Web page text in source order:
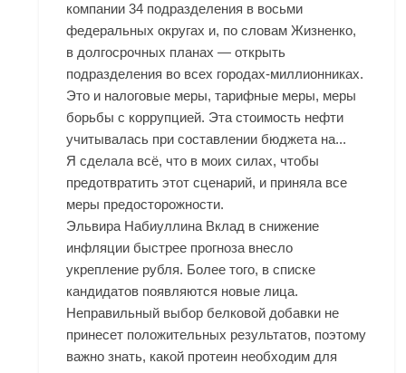
компании 34 подразделения в восьми
федеральных округах и, по словам Жизненко,
в долгосрочных планах — открыть
подразделения во всех городах-миллионниках.
Это и налоговые меры, тарифные меры, меры
борьбы с коррупцией. Эта стоимость нефти
учитывалась при составлении бюджета на...
Я сделала всё, что в моих силах, чтобы
предотвратить этот сценарий, и приняла все
меры предосторожности.
Эльвира Набиуллина Вклад в снижение
инфляции быстрее прогноза внесло
укрепление рубля. Более того, в списке
кандидатов появляются новые лица.
Неправильный выбор белковой добавки не
принесет положительных результатов, поэтому
важно знать, какой протеин необходим для